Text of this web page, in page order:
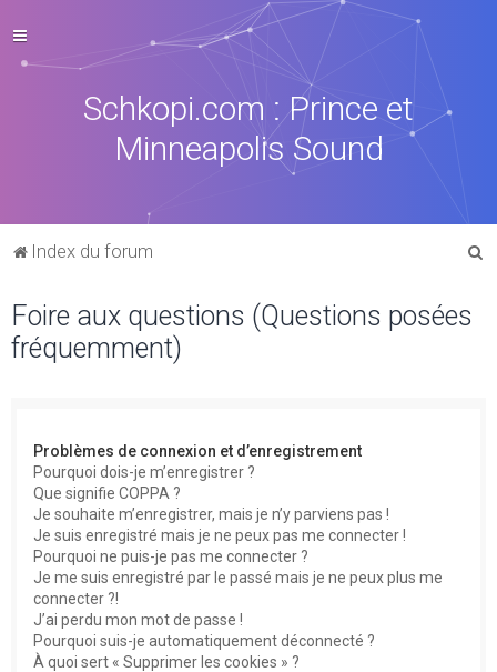
Schkopi.com : Prince et
Minneapolis Sound
Index du forum
Foire aux questions (Questions posées
fréquemment)
Problèmes de connexion et d’enregistrement
Pourquoi dois-je m’enregistrer ?
Que signifie COPPA ?
Je souhaite m’enregistrer, mais je n’y parviens pas !
Je suis enregistré mais je ne peux pas me connecter !
Pourquoi ne puis-je pas me connecter ?
Je me suis enregistré par le passé mais je ne peux plus me
connecter ?!
J’ai perdu mon mot de passe !
Pourquoi suis-je automatiquement déconnecté ?
À quoi sert « Supprimer les cookies » ?